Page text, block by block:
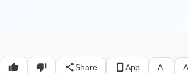
Share App A-